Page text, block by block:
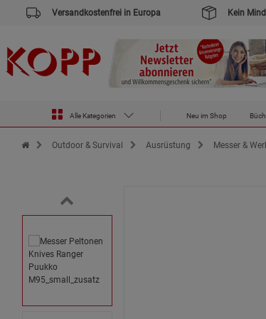
Versandkostenfrei in Europa Kein
Alle Kategorien Neu im Shop
Zur Startseite des Kopp Verlag Online-Shop
Outdoor & Survival Ausrüstung Messer &